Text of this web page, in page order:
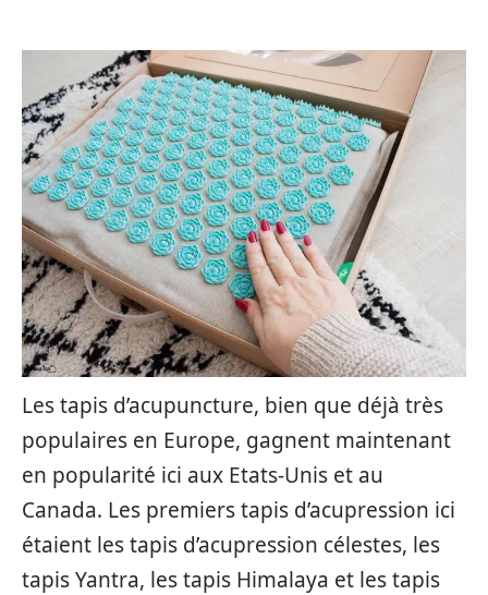
Les tapis d’acupuncture, bien que déjà très
populaires en Europe, gagnent maintenant
en popularité ici aux Etats-Unis et au
Canada. Les premiers tapis d’acupression ici
étaient les tapis d’acupression célestes, les
tapis Yantra, les tapis Himalaya et les tapis